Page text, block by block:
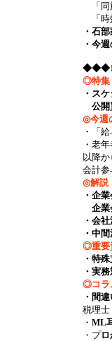
「同
「時
・石
・今
◎特集
・ス
公開
◎今週
・「
・老
以降
会計参
◎解説
・企
企業
・会
・中
◎重要
・特
・実
◎コラ
・間
税理士
・ ML
・プロ